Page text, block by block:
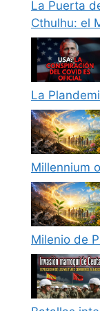
La Puerta
Cthulhu: el
La
Millennium
Milenio de